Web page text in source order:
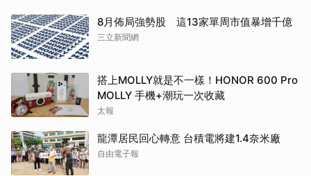
8月佈局強勢股 這13家單周市值暴增千億
三立新聞網
搭上MOLLY就是不一樣！HONOR 600 Pro
MOLLY 手機+潮玩一次收藏
太報
龍潭居民回心轉意 台積電將建1.4奈米廠
自由電子報